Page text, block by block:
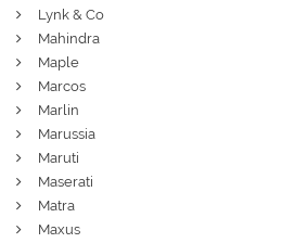
Lynk & Co
Mahindra
Maple
Marcos
Marlin
Marussia
Maruti
Maserati
Matra
Maxus